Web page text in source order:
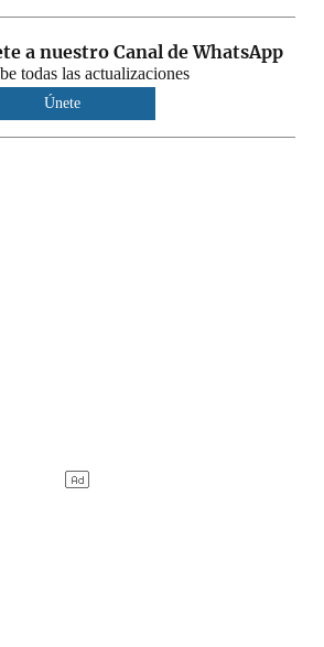
a nuestro Canal de WhatsApp
todas las actualizaciones
Únete